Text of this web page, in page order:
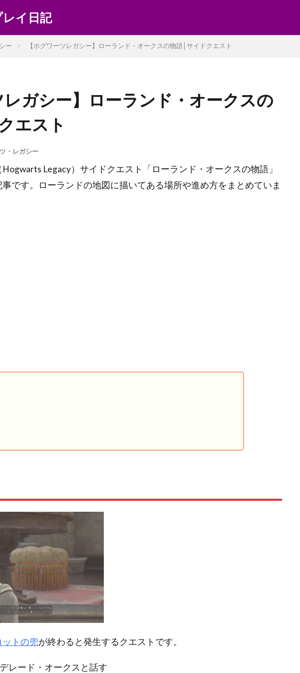
イ日記
ー 【ホグワーツレガシー】ローランド・オークスの物語│サイドクエスト
レガシー】ローランド・オークスの
エスト
・レガシー
Legacy）サイドクエスト「ローランド・オークスの物語」
です。ローランドの地図に描いてある場所や進め方をまとめていま
ットの兜が終わると発生するクエストです。
レード・オークスと話す